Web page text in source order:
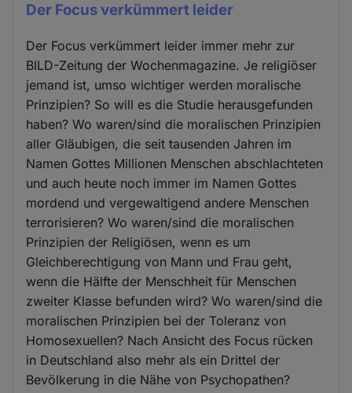
Der Focus verkümmert leider
Der Focus verkümmert leider immer mehr zur
BILD-Zeitung der Wochenmagazine. Je religiöser
jemand ist, umso wichtiger werden moralische
Prinzipien? So will es die Studie herausgefunden
haben? Wo waren/sind die moralischen Prinzipien
aller Gläubigen, die seit tausenden Jahren im
Namen Gottes Millionen Menschen abschlachteten
und auch heute noch immer im Namen Gottes
mordend und vergewaltigend andere Menschen
terrorisieren? Wo waren/sind die moralischen
Prinzipien der Religiösen, wenn es um
Gleichberechtigung von Mann und Frau geht,
wenn die Hälfte der Menschheit für Menschen
zweiter Klasse befunden wird? Wo waren/sind die
moralischen Prinzipien bei der Toleranz von
Homosexuellen? Nach Ansicht des Focus rücken
in Deutschland also mehr als ein Drittel der
Bevölkerung in die Nähe von Psychopathen?